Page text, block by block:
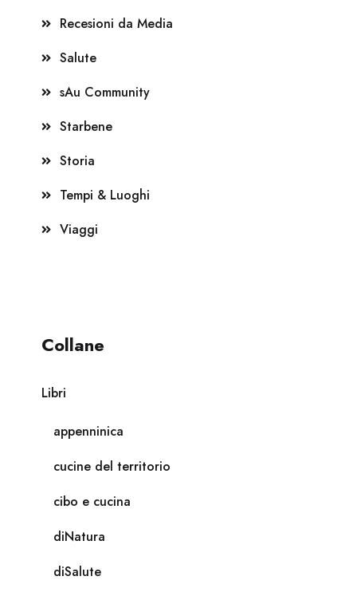
Recesioni da Media
Salute
sAu Community
Starbene
Storia
Tempi & Luoghi
Viaggi
Collane
Libri
appenninica
cucine del territorio
cibo e cucina
diNatura
diSalute